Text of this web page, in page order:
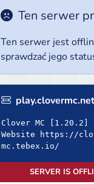
Ten serwer
Ten serwer jest
sprawdzać jego
play.clovermc.net
Clover MC [1.20.2]
Website https://
mc.tebex.io/
SERVER IS